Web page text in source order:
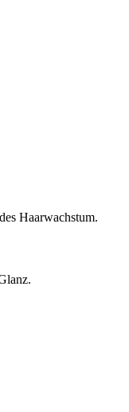
Haarwachstum.